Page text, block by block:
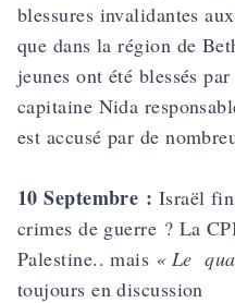
blessures invalidantes
que dans la région de
jeunes ont été blessés
capitaine Nida
est accusé par de
10 Septembre : Israël
crimes de guerre ? La
Palestine.. mais « Le
toujours en discussion